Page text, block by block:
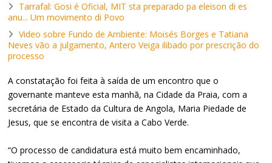
Tarrafal: Gosi é Oficial, MIT sta preparado pa eleison di es
anu... Um movimento di Povo
Video sobre Fundo de Ambiente: Moisés Borges e Tatiana
Neves vão a julgamento, Antero Veiga ilibado por prescrição do
processo
A constatação foi feita à saída de um encontro que o
governante manteve esta manhã, na Cidade da Praia, com a
secretária de Estado da Cultura de Angola, Maria Piedade de
Jesus, que se encontra de visita a Cabo Verde.
“O processo de candidatura está muito bem encaminhado,